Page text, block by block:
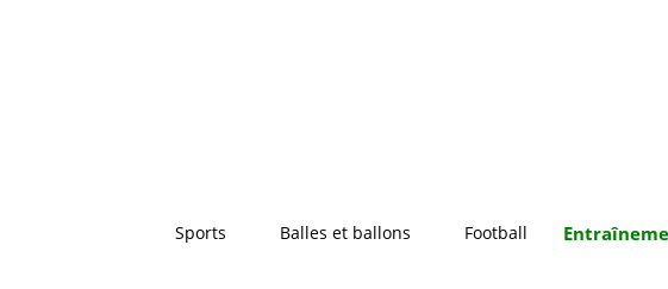
Sports Balles et ballons Football